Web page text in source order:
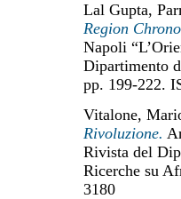
Lal Gupta,
Region
Napoli
Dipartimento
pp. 199-222.
Vitalone,
Rivoluzione.
Rivista del
Ricerche su
3180